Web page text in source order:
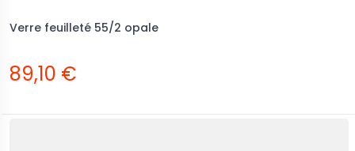
Verre feuilleté 55/2 opale
89,10 €